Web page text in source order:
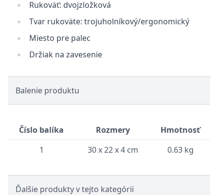
Rukoväť: dvojzložková
Tvar rukoväte: trojuholníkový/ergonomický
Miesto pre palec
Držiak na zavesenie
Balenie produktu
Číslo balíka Rozmery
Hmotnosť
1
30 x 22 x 4 cm 0.63 kg
Ďalšie produkty v tejto kategórii